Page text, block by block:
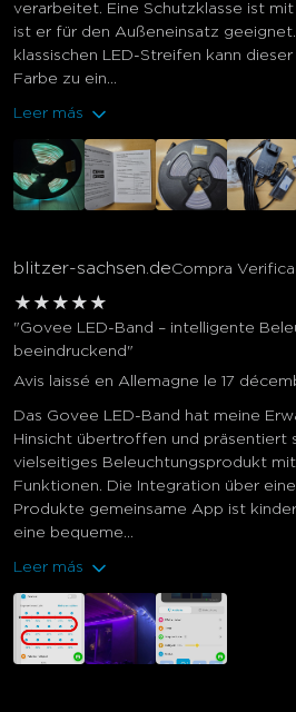
verarbeitet. Eine Schutzklasse ist
ist er für den Außeneinsatz
klassischen LED-Streifen kann
Farbe zu ein...
Leer más
blitzer-sachsen.deCompra
★ ★ ★ ★ ★
"Govee LED-Band – intelligente
beeindruckend"
Avis laissé en Allemagne le 17
Das Govee LED-Band hat meine
Hinsicht übertroffen und präsentiert
vielseitiges Beleuchtungsprodukt
Funktionen. Die Integration über
Produkte gemeinsame App ist
eine bequeme...
Leer más